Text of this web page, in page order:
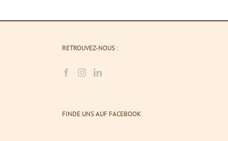
RETROUVEZ-NOUS :
FINDE UNS AUF FACEBOOK